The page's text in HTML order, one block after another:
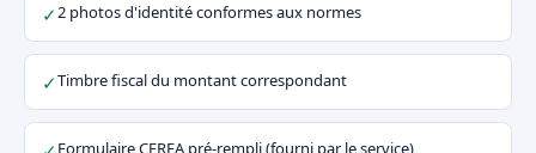
✓2 photos d'identité conformes aux normes
✓Timbre fiscal du montant correspondant
Formulaire CERFA pré-rempli (fourni par le service)